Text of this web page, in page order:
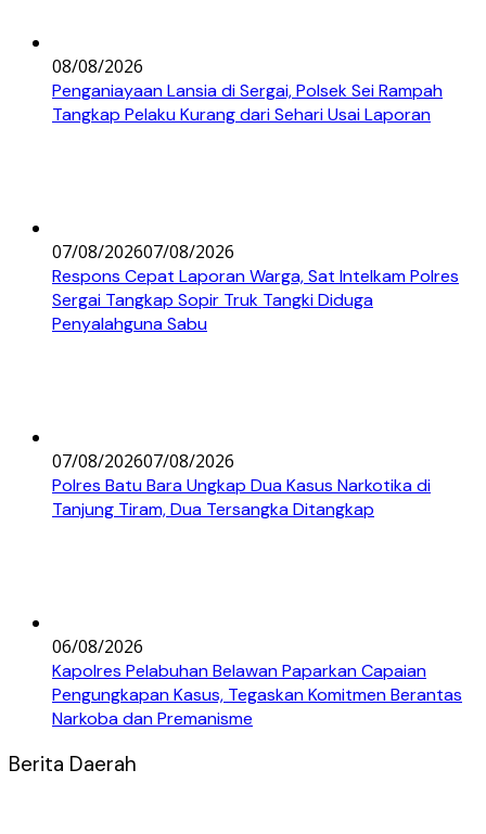
08/08/2026
Penganiayaan Lansia di Sergai, Polsek Sei Rampah
Tangkap Pelaku Kurang dari Sehari Usai Laporan
07/08/202607/08/2026
Respons Cepat Laporan Warga, Sat Intelkam Polres
Sergai Tangkap Sopir Truk Tangki Diduga
Penyalahguna Sabu
07/08/202607/08/2026
Polres Batu Bara Ungkap Dua Kasus Narkotika di
Tanjung Tiram, Dua Tersangka Ditangkap
06/08/2026
Kapolres Pelabuhan Belawan Paparkan Capaian
Pengungkapan Kasus, Tegaskan Komitmen Berantas
Narkoba dan Premanisme
Berita Daerah